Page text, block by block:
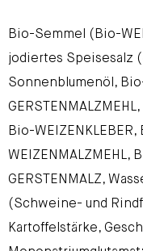
Bio-Semmel (Bio-
jodiertes Speisesalz
Sonnenblumenöl,
Bio-
GERSTENMALZ,
(Schweine- und
Kartoffelstärke,